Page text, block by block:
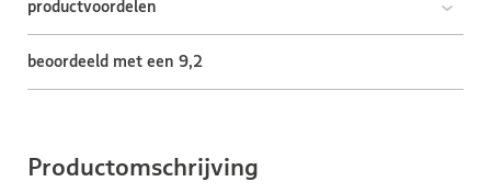
productvoordelen
beoordeeld met een 9,2
Productomschrijving